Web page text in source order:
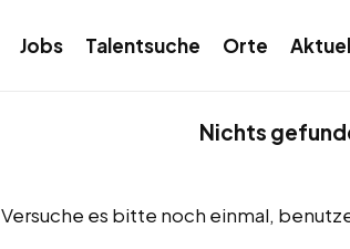
Jobs Talentsuche Orte
Nichts
Versuche es bitte noch einmal,